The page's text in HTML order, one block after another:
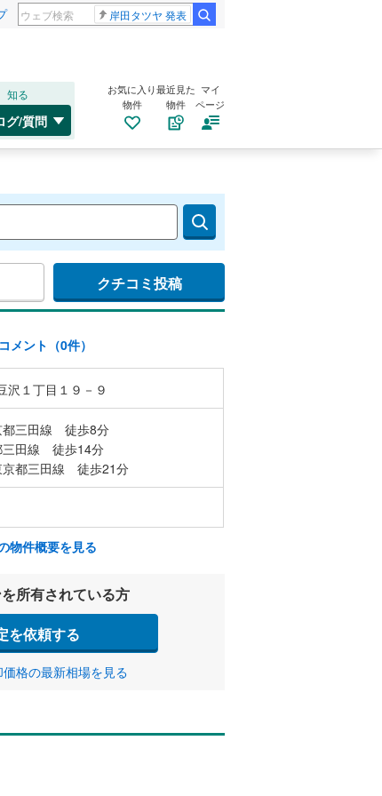
岸田タツヤ 発表
知る
グ/質問
お気に入り
物件
最近見た
物件
マイ
ページ
クチコミ投稿
コメント（0件）
沢１丁目１９－９
都三田線 徒歩8分
三田線 徒歩14分
京都三田線 徒歩21分
物件概要を見る
所有されている方
を依頼する
格の最新相場を見る